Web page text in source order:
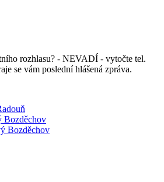
rozhlasu? - NEVADÍ - vytočte tel.
se vám poslední hlášená zpráva.
Bozděchov
Bozděchov